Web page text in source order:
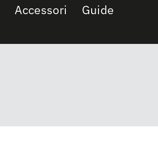
Accessori
Guide